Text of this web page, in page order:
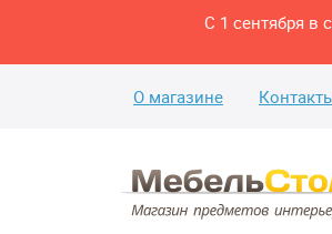
С 1 сентября в
О магазине